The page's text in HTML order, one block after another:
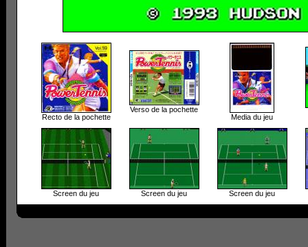
Recto de la pochette
Verso de la pochette
Media du jeu
Screen du jeu Screen du jeu Screen du jeu